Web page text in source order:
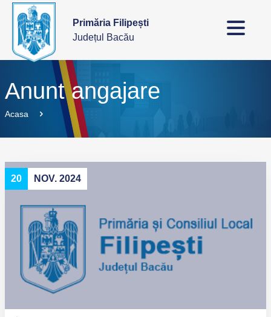
Primăria Filipești
Județul Bacău
Anunt angajare
Acasa
20 NOV. 2024